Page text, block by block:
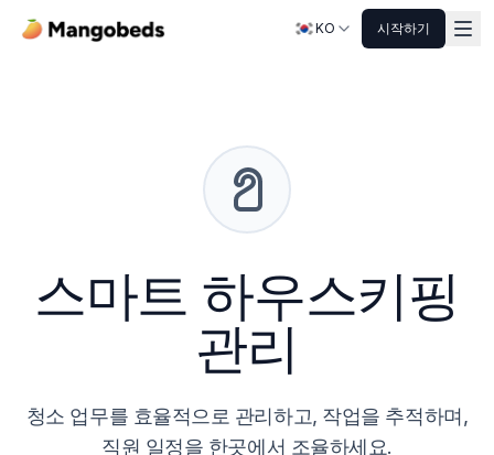
KO 시작하기
스마트 하우스키핑
관리
청소 업무를 효율적으로 관리하고, 작업을 추적하며,
직원 일정을 한곳에서 조율하세요.